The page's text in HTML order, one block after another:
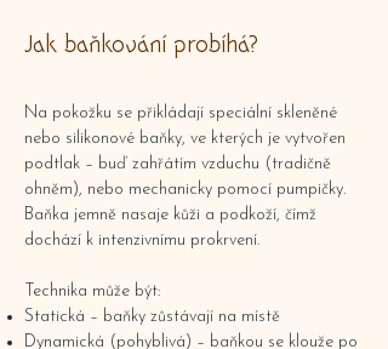
Jak baňkování probíhá?
Na pokožku se přikládají speciální skleněné
nebo silikonové baňky, ve kterých je vytvořen
podtlak – buď zahřátím vzduchu (tradičně
ohněm), nebo mechanicky pomocí pumpičky.
Baňka jemně nasaje kůži a podkoží, čímž
dochází k intenzivnímu prokrvení.
Technika může být:
Statická – baňky zůstávají na místě
Dynamická (pohyblivá) – baňkou se klouže po